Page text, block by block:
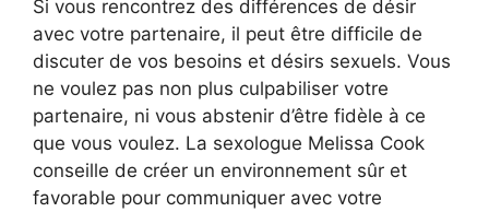
Si vous rencontrez des différences de désir
avec votre partenaire, il peut être difficile de
discuter de vos besoins et désirs sexuels. Vous
ne voulez pas non plus culpabiliser votre
partenaire, ni vous abstenir d’être fidèle à ce
que vous voulez. La sexologue Melissa Cook
conseille de créer un environnement sûr et
favorable pour communiquer avec votre